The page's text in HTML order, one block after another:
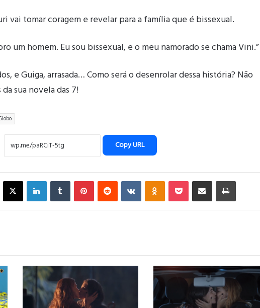
vai tomar coragem e revelar para a família que é bissexual.
um homem. Eu sou bissexual, e o meu namorado se chama Vini.”
e Guiga, arrasada… Como será o desenrolar dessa história? Não
sua novela das 7!
Copy URL
X LinkedinTumblr PinterestReddit VK OK Pocket Compartilhar via e-mail Imprimir